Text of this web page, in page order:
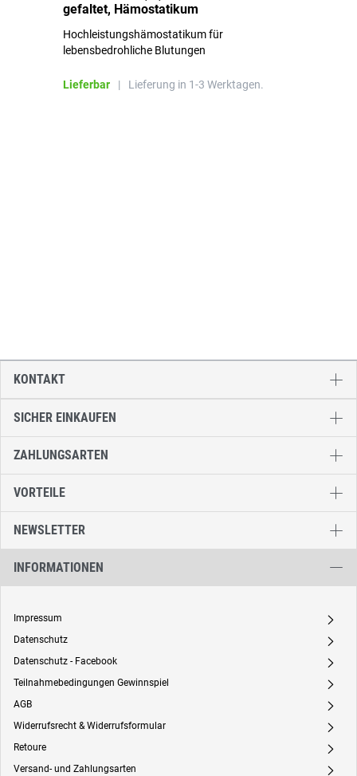
gefaltet, Hämostatikum
Hochleistungshämostatikum für
lebensbedrohliche Blutungen
Lieferbar | Lieferung in 1-3 Werktagen.
SICHER EINKAUFEN
ZAHLUNGSARTEN
VORTEILE
NEWSLETTER
INFORMATIONEN
Impressum A
Datenschutz A
Datenschutz - Facebook A
Teilnahmebedingungen Gewinnspiel A
AGB A
Widerrufsrecht & Widerrufsformular A
Retoure A
Versand- und Zahlungsarten A
KONTAKT